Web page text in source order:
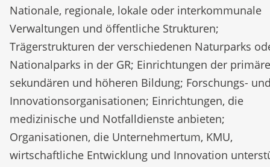
Nationale, regionale, lokale oder interkommunale
Verwaltungen und öffentliche Strukturen;
Trägerstrukturen der verschiedenen Naturparks
Nationalparks in der GR; Einrichtungen der
sekundären und höheren Bildung; Forschungs-
Innovationsorganisationen; Einrichtungen, die
medizinische und Notfalldienste anbieten;
Organisationen, die Unternehmertum, KMU,
wirtschaftliche Entwicklung und Innovation